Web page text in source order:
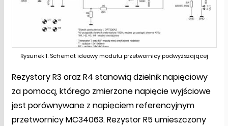
Rysunek 1. Schemat ideowy modułu przetwornicy podwyższającej
Rezystory R3 oraz R4 stanowią dzielnik napięciowy
za pomocą, którego zmierzone napięcie wyjściowe
jest porównywane z napięciem referencyjnym
przetwornicy MC34063. Rezystor R5 umieszczony